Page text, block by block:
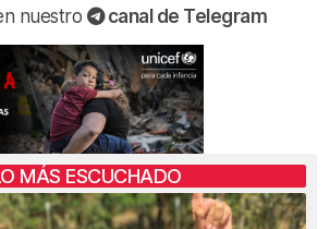
nuestro
canal de Telegram
MÁS ESCUCHADO